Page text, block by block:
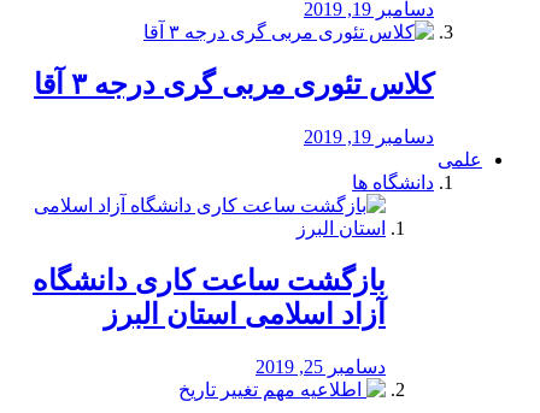
دسامبر 19, 2019
کلاس تئوری مربی گری درجه ۳ آقا
دسامبر 19, 2019
علمی
دانشگاه ها
بازگشت ساعت کاری دانشگاه
آزاد اسلامی استان البرز
دسامبر 25, 2019